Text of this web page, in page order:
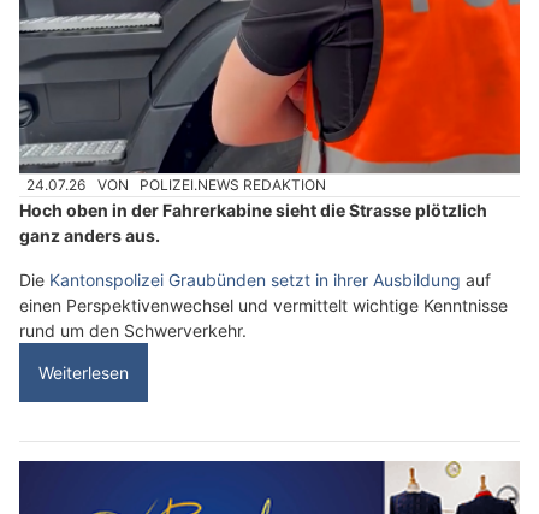
24.07.26 VON POLIZEI.NEWS REDAKTION
Hoch oben in der Fahrerkabine sieht die Strasse plötzlich
ganz anders aus.
Die Kantonspolizei Graubünden setzt in ihrer Ausbildung auf
einen Perspektivenwechsel und vermittelt wichtige Kenntnisse
rund um den Schwerverkehr.
Weiterlesen